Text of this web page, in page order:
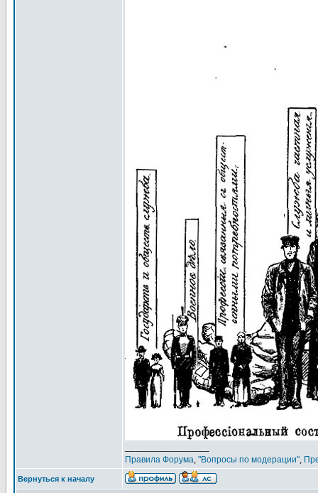
Правила Форума, "Вопросы по модерации",
Вернуться к началу